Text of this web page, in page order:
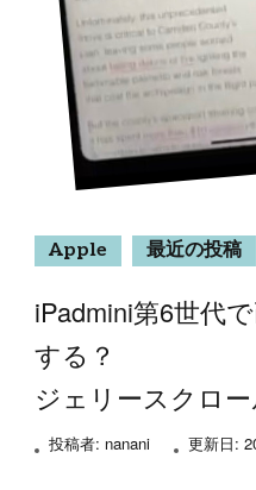
Apple 最近の投稿
iPadmini第6世代
する？
ジェリースクロ
投稿者: nanani 更新日: